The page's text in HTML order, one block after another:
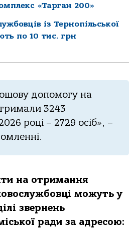
«Тарган 200»
із Тернопільської
по 10 тис. грн
допомогу на
3243
році – 2729 осіб», –
на отримання
можуть у
звернень
ради за адресою: